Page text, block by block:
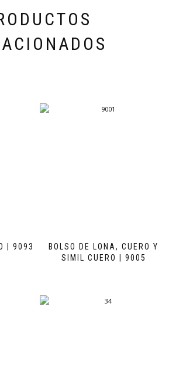
| 9093
BOLSO DE LONA, CUERO Y
SIMIL CUERO | 9005